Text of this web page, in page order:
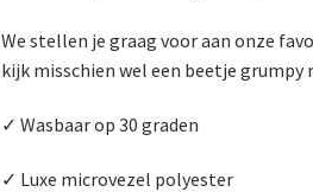
We stellen je graag voor aan onze
kijk misschien wel een beetje
✓ Wasbaar op 30 graden
✓ Luxe microvezel polyester